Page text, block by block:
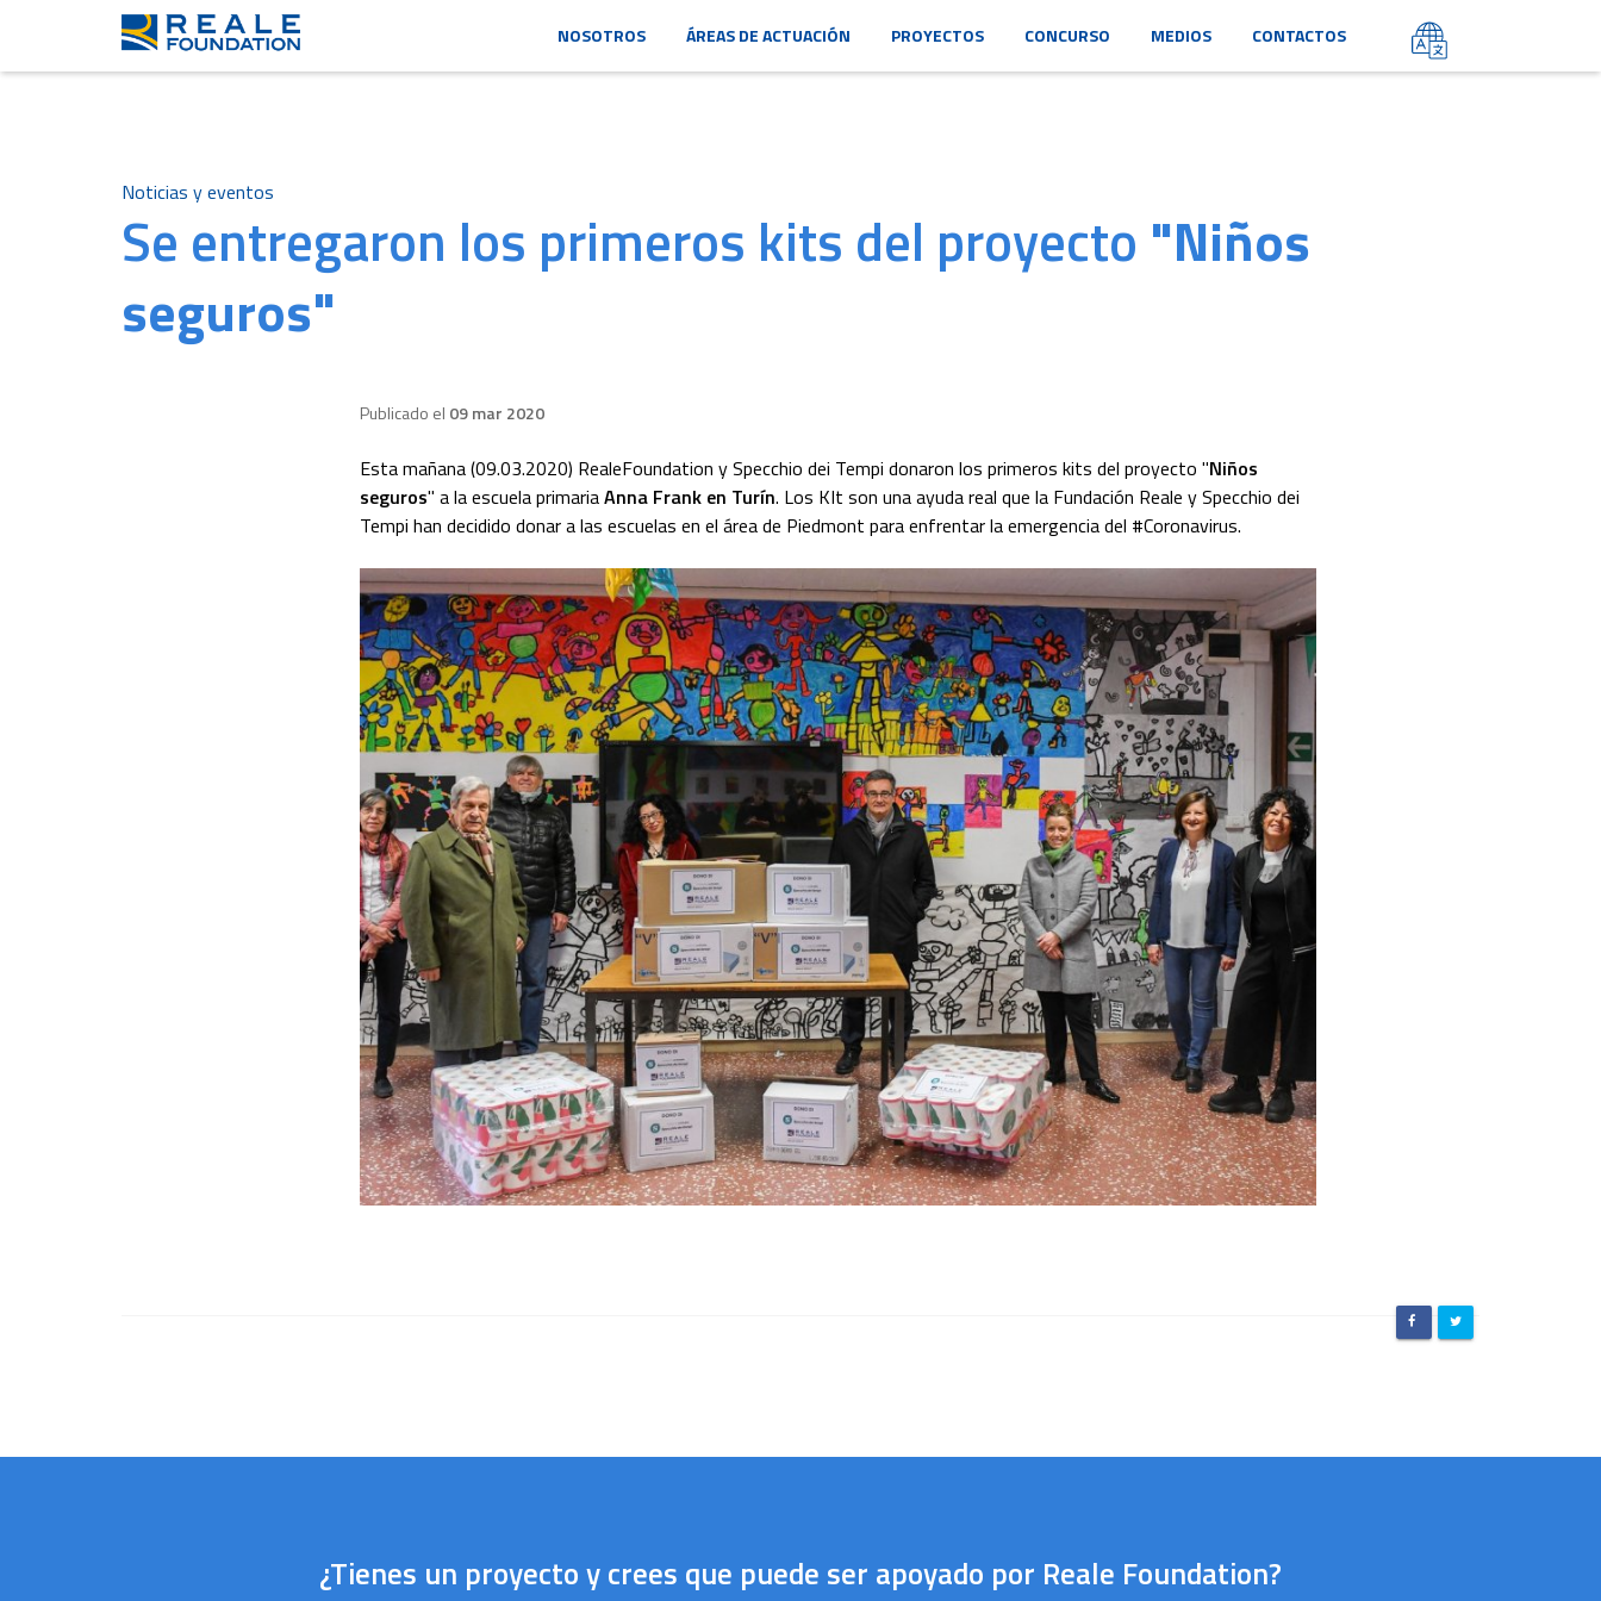
NOSOTROS ÁREAS DE ACTUACIÓN PROYECTOS CONCURSO MEDIOS CONTACTOS
Noticias y eventos
Se entregaron los primeros kits del proyecto "Niños
seguros"
Publicado el 09 mar 2020
Esta mañana (09.03.2020) RealeFoundation y Specchio dei Tempi donaron los primeros kits del proyecto "Niños
seguros" a la escuela primariaAnna Frank en Turín. Los KIt son una ayuda real que la Fundación Reale y Specchio dei
Tempi han decidido donar a las escuelas en el área de Piedmont para enfrentar la emergencia del #Coronavirus.
¿Tienes un proyecto y crees que puede ser apoyado por Reale Foundation?